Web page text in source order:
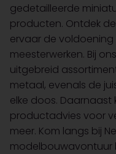
gedetailleerde
producten. Ontdek
ervaar de
meesterwerken. Bij
uitgebreid
metaal, evenals de
elke doos.
productadvies voor
meer. Kom langs bij
modelbouwavontuur